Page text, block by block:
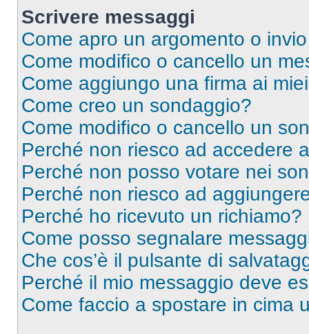
Scrivere messaggi
Come apro un argomento o
Come modifico o cancello un
Come aggiungo una firma ai
Come creo un sondaggio?
Come modifico o cancello un
Perché non riesco ad accedere
Perché non posso votare nei
Perché non riesco ad
Perché ho ricevuto un richiamo?
Come posso segnalare
Che cos’è il pulsante di
Perché il mio messaggio deve
Come faccio a spostare in cima